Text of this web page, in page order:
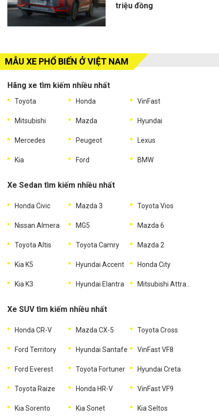
triệu đồng
MẪU XE PHỔ BIẾN Ở VIỆT NAM
Hãng xe tìm kiếm nhiều nhất
Toyota Honda VinFast
Mitsubishi Mazda Hyundai
Mercedes Peugeot Lexus
Kia Ford BMW
Xe Sedan tìm kiếm nhiều nhất
Honda Civic Mazda 3 Toyota Vios
Nissan Almera MG5 Mazda 6
Toyota Altis Toyota Camry Mazda 2
Kia K5 Hyundai Accent Honda City
Kia K3 Hyundai Elantra
Xe SUV tìm kiếm nhiều nhất
Honda CR-V Mazda CX-5 Toyota Cross
Ford Territory Hyundai Santafe VinFast VF8
Ford Everest Toyota Fortuner Hyundai Creta
Toyota Raize Honda HR-V VinFast VF9
Kia Sorento Kia Sonet Kia Seltos